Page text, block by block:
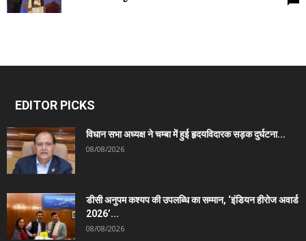
EDITOR PICKS
विधान सभा अध्यक्ष ने चम्बा में हुई हृदयविदारक सड़क दुर्घटना...
08/08/2026
डीसी अनुपम कश्यप की उपलब्धि का सम्मान, ‘इंडियन हीरोज अवार्ड
2026’...
08/08/2026